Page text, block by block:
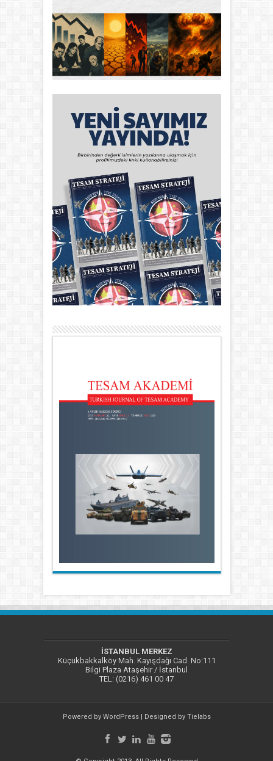
İSTANBUL MERKEZ
Küçükbakkalköy Mah. Kayışdağı Cad. No:111
Bilgi Plaza Ataşehir / İstanbul
TEL: (0216) 461 00 47
Powered by WordPress| Designed by Tielabs